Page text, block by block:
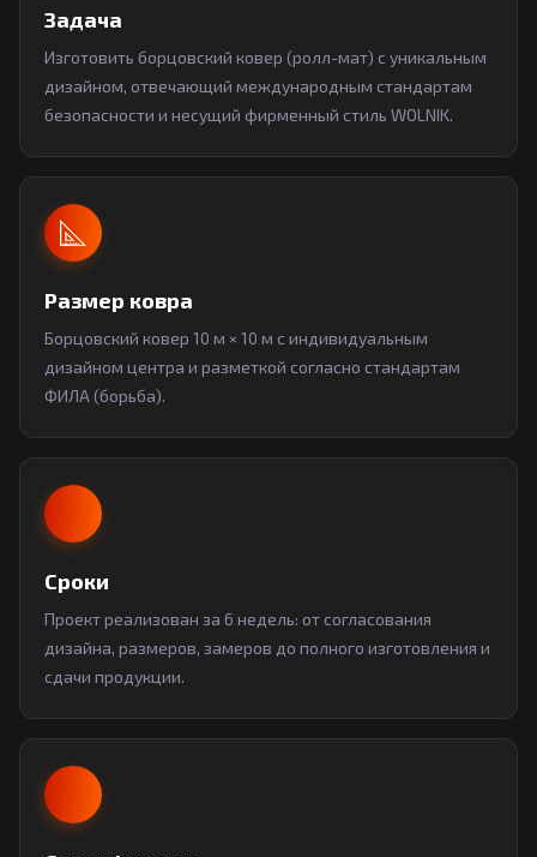
Задача
Изготовить борцовский ковер (ролл-мат) с уникальным
дизайном, отвечающий международным стандартам
безопасности и несущий фирменный стиль WOLNIK.
Размер ковра
Борцовский ковер 10 м × 10 м с индивидуальным
дизайном центра и разметкой согласно стандартам
ФИЛА (борьба).
Сроки
Проект реализован за 6 недель: от согласования
дизайна, размеров, замеров до полного изготовления и
сдачи продукции.